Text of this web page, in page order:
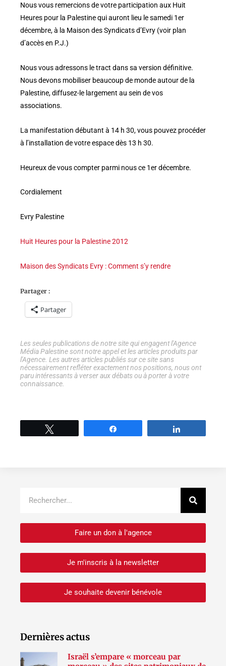
Nous vous remercions de votre participation aux Huit
Heures pour la Palestine qui auront lieu le samedi 1er
décembre, à la Maison des Syndicats d’Evry (voir plan
d’accès en P.J.)
Nous vous adressons le tract dans sa version définitive.
Nous devons mobiliser beaucoup de monde autour de la
Palestine, diffusez-le largement au sein de vos
associations.
La manifestation débutant à 14 h 30, vous pouvez procéder
à l’installation de votre espace dès 13 h 30.
Heureux de vous compter parmi nous ce 1er décembre.
Cordialement
Evry Palestine
Huit Heures pour la Palestine 2012
Maison des Syndicats Evry : Comment s’y rendre
Partager :
Partager
Les seules publications de notre site qui engagent l'Agence
Média Palestine sont notre appel et les articles produits par
l'Agence. Les autres articles publiés sur ce site sans
nécessairement refléter exactement nos positions, nous ont
paru intéressants à verser aux débats ou à porter à votre
connaissance.
Faire un don à l'agence
Je m'inscris à la newsletter
Je souhaite devenir bénévole
Dernières actus
Israël s’empare « morceau par